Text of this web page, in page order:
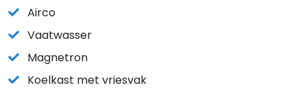
Airco
Vaatwasser
Magnetron
Koelkast met vriesvak